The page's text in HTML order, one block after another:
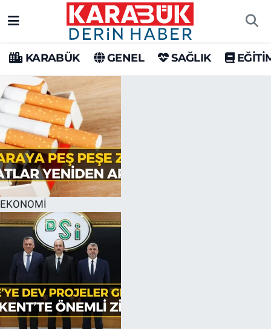
KARABÜK GENEL SAĞLIK
EKONOMİ
Karabük Hava Durumu
Karabük Trafik Yoğunluk Haritası
Süper Lig Puan Durumu ve Fikstür
Tüm Manşetler
Son Dakika Haberleri
Haber Arşivi